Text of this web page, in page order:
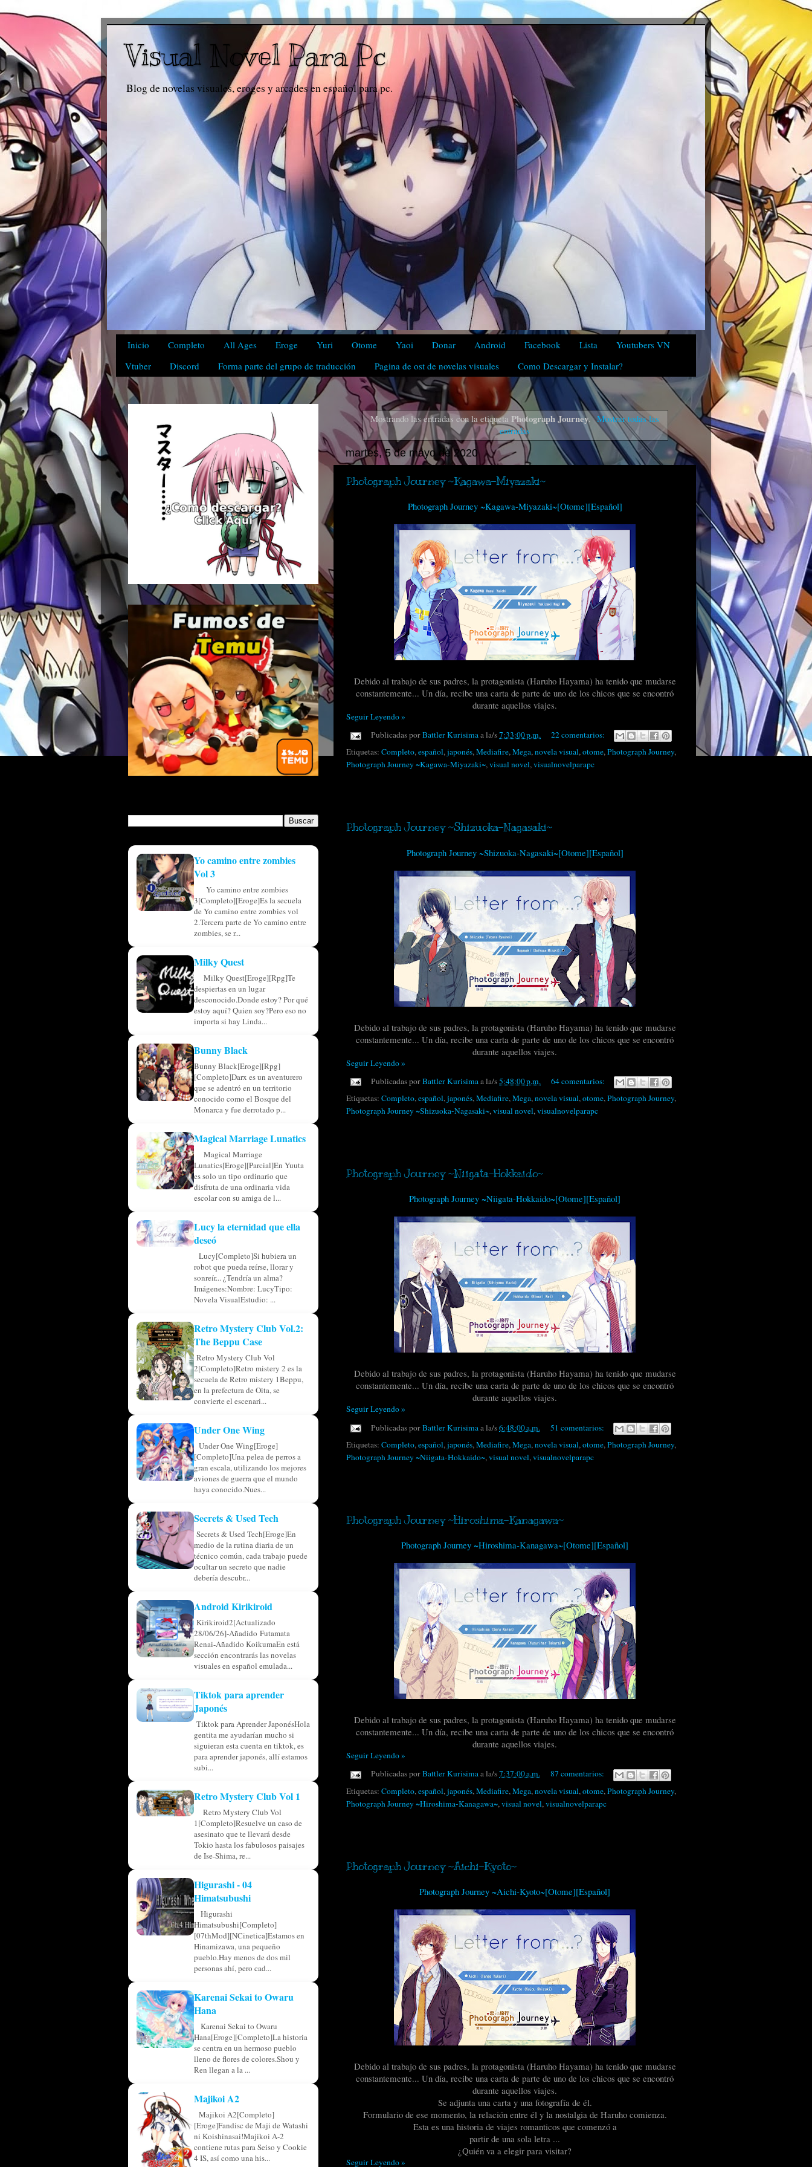
Visual Novel Para Pc
Blog de novelas visuales, eroges y arcades en español para pc.
Inicio Completo All Ages Eroge Yuri Otome Yaoi Donar Android Facebook Lista
Youtubers VN
Vtuber
Discord Forma parte del grupo de traducción Pagina de ost de novelas visuales Como Descargar y Instalar?
Mostrando las entradas con la etiqueta Photograph Journey. Mostrar todas las
entradas
martes, 5 de mayo de 2020
Photograph Journey ~Kagawa-Miyazaki~
Photograph Journey ~Kagawa-Miyazaki~[Otome][Español]
Debido al trabajo de sus padres, la protagonista (Haruho Hayama) ha tenido que mudarse
constantemente... Un día, recibe una carta de parte de uno de los chicos que se encontró
durante aquellos viajes.
Seguir Leyendo »
Publicadas porBattler Kurisimaa la/s7:33:00 p.m.
22 comentarios:
Etiquetas: Completo,español,japonés,Mediafire,Mega,novela visual,otome,Photograph Journey,
Photograph Journey ~Kagawa-Miyazaki~,visual novel,visualnovelparapc
Photograph Journey ~Shizuoka-Nagasaki~
Photograph Journey ~Shizuoka-Nagasaki~[Otome][Español]
Debido al trabajo de sus padres, la protagonista (Haruho Hayama) ha tenido que mudarse
constantemente... Un día, recibe una carta de parte de uno de los chicos que se encontró
durante aquellos viajes.
Seguir Leyendo »
Publicadas porBattler Kurisimaa la/s5:48:00 p.m.
64 comentarios:
Etiquetas: Completo,español,japonés,Mediafire,Mega,novela visual,otome,Photograph Journey,
Photograph Journey ~Shizuoka-Nagasaki~,visual novel,visualnovelparapc
Photograph Journey ~Niigata-Hokkaido~
Photograph Journey ~Niigata-Hokkaido~[Otome][Español]
Debido al trabajo de sus padres, la protagonista (Haruho Hayama) ha tenido que mudarse
constantemente... Un día, recibe una carta de parte de uno de los chicos que se encontró
durante aquellos viajes.
Seguir Leyendo »
Publicadas porBattler Kurisima a la/s6:48:00 a.m.
51 comentarios:
Etiquetas: Completo,español,japonés,Mediafire,Mega,novela visual,otome,Photograph Journey,
Photograph Journey ~Niigata-Hokkaido~,visual novel,visualnovelparapc
Photograph Journey ~Hiroshima-Kanagawa~
Photograph Journey ~Hiroshima-Kanagawa~[Otome][Español]
Debido al trabajo de sus padres, la protagonista (Haruho Hayama) ha tenido que mudarse
constantemente... Un día, recibe una carta de parte de uno de los chicos que se encontró
durante aquellos viajes.
Seguir Leyendo »
Publicadas porBattler Kurisimaa la/s7:37:00 a.m.
87 comentarios:
Etiquetas: Completo,español,japonés,Mediafire,Mega,novela visual,otome,Photograph Journey,
Photograph Journey ~Hiroshima-Kanagawa~,visual novel,visualnovelparapc
Photograph Journey ~Aichi-Kyoto~
Photograph Journey ~Aichi-Kyoto~[Otome][Español]
Debido al trabajo de sus padres, la protagonista (Haruho Hayama) ha tenido que mudarse
constantemente... Un día, recibe una carta de parte de uno de los chicos que se encontró
durante aquellos viajes.
Se adjunta una carta y una fotografía de él.
Formulario de ese momento, la relación entre él y la nostalgia de Haruho comienza.
Esta es una historia de viajes romanticos que comenzó a
partir de una sola letra ...
¿Quién va a elegir para visitar?
Seguir Leyendo »
Yo camino entre zombies
Vol 3
Yo camino entre zombies
3[Completo][Eroge]Es la secuela
de Yo camino entre zombies vol
2.Tercera parte de Yo camino entre
zombies, se r...
Milky Quest
Milky Quest[Eroge][Rpg]Te
despiertas en un lugar
desconocido.Donde estoy? Por qué
estoy aquí? Quien soy?Pero eso no
importa si hay Linda...
Bunny Black
Bunny Black[Eroge][Rpg]
[Completo]Darx es un aventurero
que se adentró en un territorio
conocido como el Bosque del
Monarca y fue derrotado p...
Magical Marriage Lunatics
Magical Marriage
Lunatics[Eroge][Parcial]En Yuuta
es solo un tipo ordinario que
disfruta de una ordinaria vida
escolar con su amiga de l...
Lucy la eternidad que ella
deseó
Lucy[Completo]Si hubiera un
robot que pueda reírse, llorar y
sonreír... ¿Tendría un alma?
Imágenes:Nombre: LucyTipo:
Novela VisualEstudio: ...
Retro Mystery Club Vol.2:
The Beppu Case
Retro Mystery Club Vol
2[Completo]Retro mistery 2 es la
secuela de Retro mistery 1Beppu,
en la prefectura de Oita, se
convierte el escenari...
Under One Wing
Under One Wing[Eroge]
[Completo]Una pelea de perros a
gran escala, utilizando los mejores
aviones de guerra que el mundo
haya conocido.Nues...
Secrets & Used Tech
Secrets & Used Tech[Eroge]En
medio de la rutina diaria de un
técnico común, cada trabajo puede
ocultar un secreto que nadie
debería descubr...
Android Kirikiroid
Kirikiroid2[Actualizado
28/06/26]-Añadido Futamata
Renai-Añadido KoikumaEn está
sección encontrarás las novelas
visuales en español emulada...
Tiktok para aprender
Japonés
Tiktok para Aprender JaponésHola
gentita me ayudarían mucho si
siguieran esta cuenta en tiktok, es
para aprender japonés, allí estamos
subi...
Retro Mystery Club Vol 1
Retro Mystery Club Vol
1[Completo]Resuelve un caso de
asesinato que te llevará desde
Tokio hasta los fabulosos paisajes
de Ise-Shima, re...
Higurashi - 04
Himatsubushi
Higurashi
Himatsubushi[Completo]
[07thMod][NCinetica]Estamos en
Hinamizawa, una pequeño
pueblo.Hay menos de dos mil
personas ahí, pero cad...
Karenai Sekai to Owaru
Hana
Karenai Sekai to Owaru
Hana[Eroge][Completo]La historia
se centra en un hermoso pueblo
lleno de flores de colores.Shou y
Ren llegan a la ...
Majikoi A2
Majikoi A2[Completo]
[Eroge]Fandisc de Maji de Watashi
ni Koishinasai!Majikoi A-2
contiene rutas para Seiso y Cookie
4 IS, así como una his...